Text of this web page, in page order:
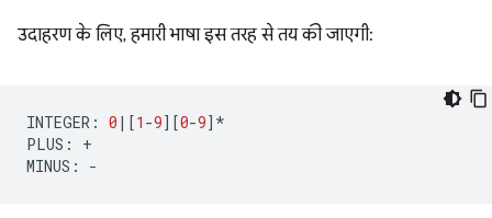
उदाहरण के लिए, हमारी भाषा इस तरह से तय की जाएगी:
INTEGER : 0 | [1 -9][0-9] *
PLUS :
+
MINUS : -